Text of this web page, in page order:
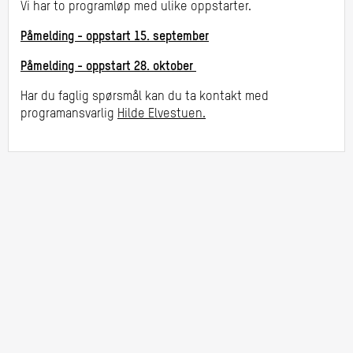
Vi har to programløp med ulike oppstarter.
Påmelding - oppstart 15. september
Påmelding - oppstart 28. oktober
Har du faglig spørsmål kan du ta kontakt med
programansvarlig Hilde Elvestuen.